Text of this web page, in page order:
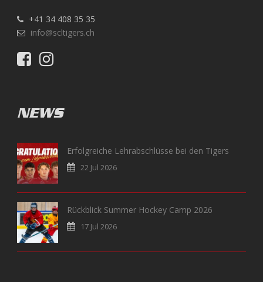
+41 34 408 35 35
info@scltigers.ch
NEWS
Erfolgreiche Lehrabschlüsse bei den Tigers
22 Jul 2026
Rückblick Summer Hockey Camp 2026
17 Jul 2026